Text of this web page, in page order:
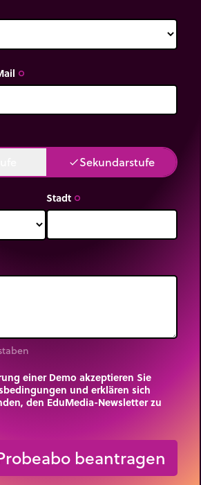
trip_origin
doneSekundarstufe
Stadt trip_origin
einer Demo akzeptieren Sie
und erklären sich
den EduMedia-Newsletter zu
beantragen